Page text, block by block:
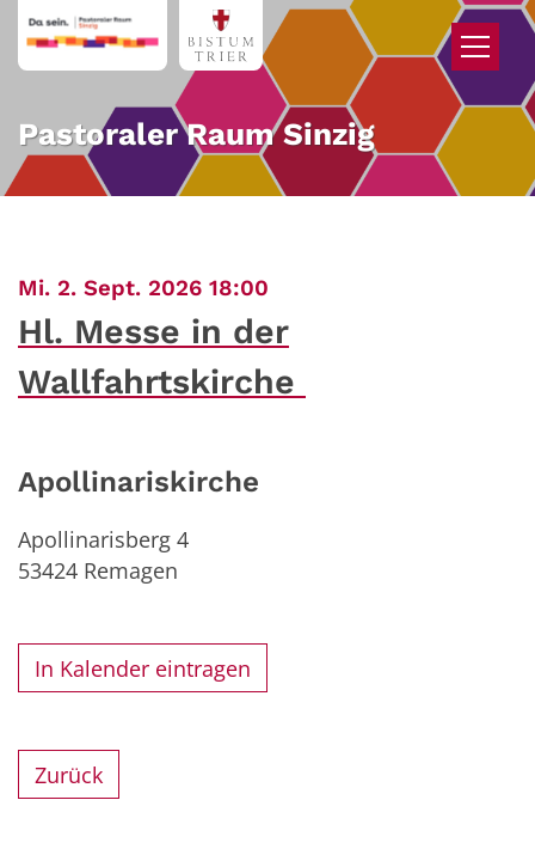
Zum Inhalt springen
Pastoraler Raum Sinzig
Mi. 2. Sept. 2026 18:00
Hl. Messe in der
Wallfahrtskirche
Apollinariskirche
Apollinarisberg 4
53424 Remagen
In Kalender eintragen
Zurück